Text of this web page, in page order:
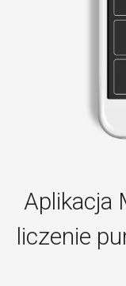
Aplikacja
liczenie